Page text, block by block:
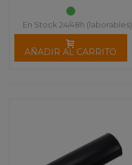
En Stock 24/48h (laborables)
AÑADIR AL CARRITO